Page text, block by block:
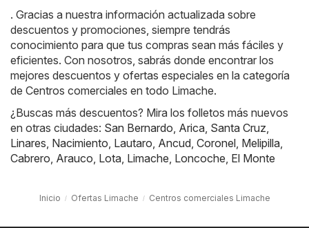
. Gracias a nuestra información actualizada sobre
descuentos y promociones, siempre tendrás
conocimiento para que tus compras sean más fáciles y
eficientes. Con nosotros, sabrás donde encontrar los
mejores descuentos y ofertas especiales en la categoría
de Centros comerciales en todo Limache.
¿Buscas más descuentos? Mira los folletos más nuevos
en otras ciudades: San Bernardo Arica Santa Cruz
Linares Nacimiento Lautaro Ancud Coronel Melipilla
Cabrero Arauco Lota Limache Loncoche El Monte
Inicio Ofertas Limache Centros comerciales Limache